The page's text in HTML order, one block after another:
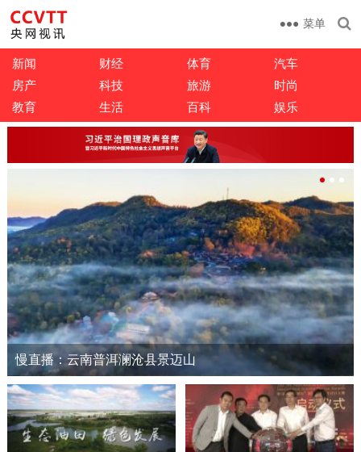
菜单
新闻 财经 体育
汽车
房产
科技 旅游
时尚
教育
生活 百科 娱乐
慢直播：云南普洱澜沧县景迈山
慢直播：吉林市朱雀山